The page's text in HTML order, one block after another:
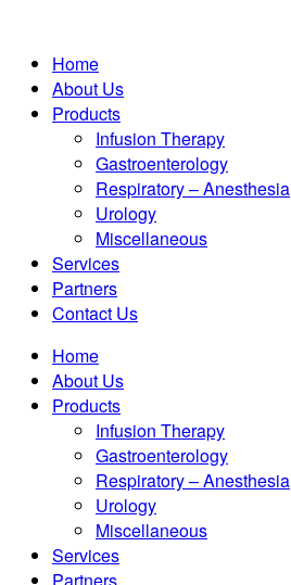
Home
About Us
Products
Infusion Therapy
Gastroenterology
Respiratory – Anesthesia
Urology
Miscellaneous
Services
Partners
Contact Us
Home
About Us
Products
Infusion Therapy
Gastroenterology
Respiratory – Anesthesia
Urology
Miscellaneous
Services